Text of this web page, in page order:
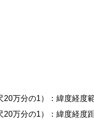
20万分の1）：緯度経度
20万分の1）：緯度経度